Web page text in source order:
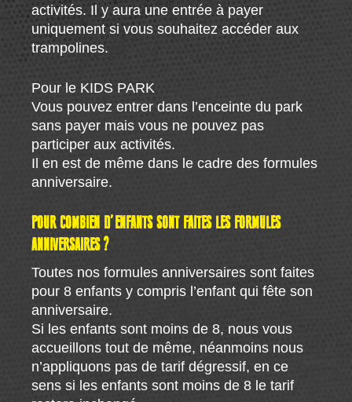
activités. Il y aura une entrée à payer
uniquement si vous souhaitez accéder aux
trampolines.
Pour le KIDS PARK
Vous pouvez entrer dans l’enceinte du park
sans payer mais vous ne pouvez pas
participer aux activités.
Il en est de même dans le cadre des formules
anniversaire.
POUR COMBIEN D’ENFANTS SONT FAITES LES FORMULES
ANNIVERSAIRES ?
Toutes nos formules anniversaires sont faites
pour 8 enfants y compris l’enfant qui fête son
anniversaire.
Si les enfants sont moins de 8, nous vous
accueillons tout de même, néanmoins nous
n’appliquons pas de tarif dégressif, en ce
sens si les enfants sont moins de 8 le tarif